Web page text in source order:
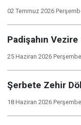
02 Temmuz 2026
Padişahın
25 Haziran 2026
Şerbete Zehir
18 Haziran 2026